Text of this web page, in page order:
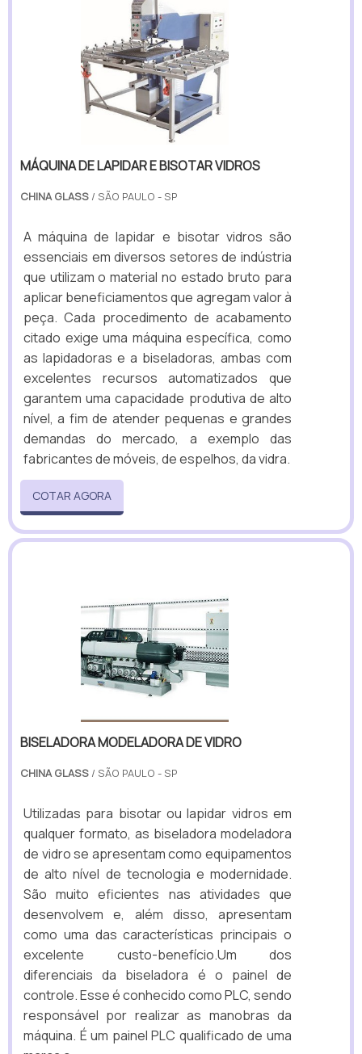
MÁQUINA DE LAPIDAR E BISOTAR VIDROS
CHINA GLASS / SÃO PAULO - SP
A máquina de lapidar e bisotar vidros são
essenciais em diversos setores de indústria
que utilizam o material no estado bruto para
aplicar beneficiamentos que agregam valor à
peça. Cada procedimento de acabamento
citado exige uma máquina específica, como
as lapidadoras e a biseladoras, ambas com
excelentes recursos automatizados que
garantem uma capacidade produtiva de alto
nível, a fim de atender pequenas e grandes
demandas do mercado, a exemplo das
fabricantes de móveis, de espelhos, da vidra.
COTAR AGORA
BISELADORA MODELADORA DE VIDRO
CHINA GLASS / SÃO PAULO - SP
Utilizadas para bisotar ou lapidar vidros em
qualquer formato, as biseladora modeladora
de vidro se apresentam como equipamentos
de alto nível de tecnologia e modernidade.
São muito eficientes nas atividades que
desenvolvem e, além disso, apresentam
como uma das características principais o
excelente custo-benefício.Um dos
diferenciais da biseladora é o painel de
controle. Esse é conhecido como PLC, sendo
responsável por realizar as manobras da
máquina. É um painel PLC qualificado de uma